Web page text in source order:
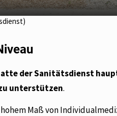
der Sanitätsdienst
unterstützen.
Maß von